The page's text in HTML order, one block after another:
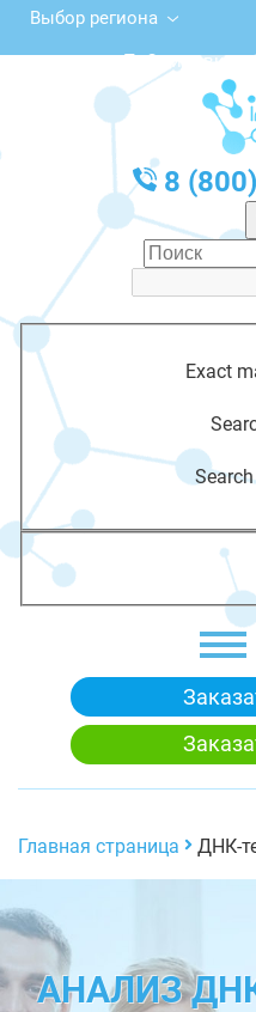
Выбор региона
ул. П. Смидовича,
с
График работы:
8
Exact
Главная страница ДНК-
АНАЛИЗ